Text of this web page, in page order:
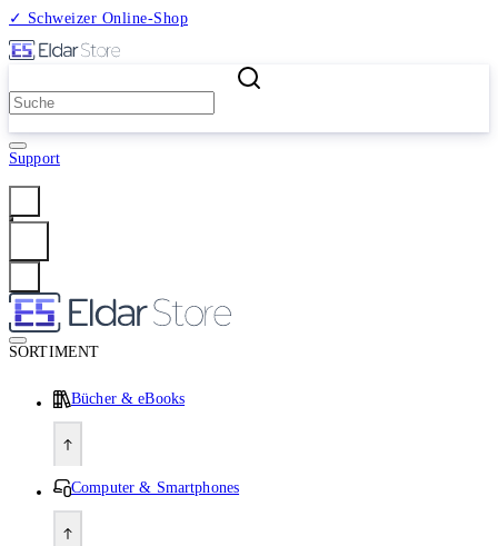
✓ Schweizer Online-Shop
Support
SORTIMENT
Bücher & eBooks
Computer & Smartphones